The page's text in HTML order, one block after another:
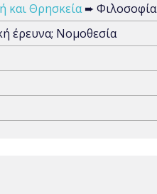
και Θρησκεία➨ Φιλοσοφία
έρευνα; Νομοθεσία